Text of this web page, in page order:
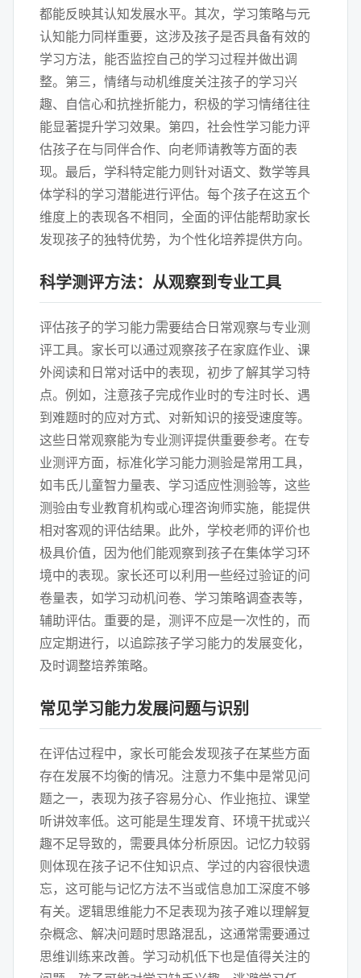
都能反映其认知发展水平。其次，学习策略与元
认知能力同样重要，这涉及孩子是否具备有效的
学习方法，能否监控自己的学习过程并做出调
整。第三，情绪与动机维度关注孩子的学习兴
趣、自信心和抗挫折能力，积极的学习情绪往往
能显著提升学习效果。第四，社会性学习能力评
估孩子在与同伴合作、向老师请教等方面的表
现。最后，学科特定能力则针对语文、数学等具
体学科的学习潜能进行评估。每个孩子在这五个
维度上的表现各不相同，全面的评估能帮助家长
发现孩子的独特优势，为个性化培养提供方向。
科学测评方法：从观察到专业工具
评估孩子的学习能力需要结合日常观察与专业测
评工具。家长可以通过观察孩子在家庭作业、课
外阅读和日常对话中的表现，初步了解其学习特
点。例如，注意孩子完成作业时的专注时长、遇
到难题时的应对方式、对新知识的接受速度等。
这些日常观察能为专业测评提供重要参考。在专
业测评方面，标准化学习能力测验是常用工具，
如韦氏儿童智力量表、学习适应性测验等，这些
测验由专业教育机构或心理咨询师实施，能提供
相对客观的评估结果。此外，学校老师的评价也
极具价值，因为他们能观察到孩子在集体学习环
境中的表现。家长还可以利用一些经过验证的问
卷量表，如学习动机问卷、学习策略调查表等，
辅助评估。重要的是，测评不应是一次性的，而
应定期进行，以追踪孩子学习能力的发展变化，
及时调整培养策略。
常见学习能力发展问题与识别
在评估过程中，家长可能会发现孩子在某些方面
存在发展不均衡的情况。注意力不集中是常见问
题之一，表现为孩子容易分心、作业拖拉、课堂
听讲效率低。这可能是生理发育、环境干扰或兴
趣不足导致的，需要具体分析原因。记忆力较弱
则体现在孩子记不住知识点、学过的内容很快遗
忘，这可能与记忆方法不当或信息加工深度不够
有关。逻辑思维能力不足表现为孩子难以理解复
杂概念、解决问题时思路混乱，这通常需要通过
思维训练来改善。学习动机低下也是值得关注的